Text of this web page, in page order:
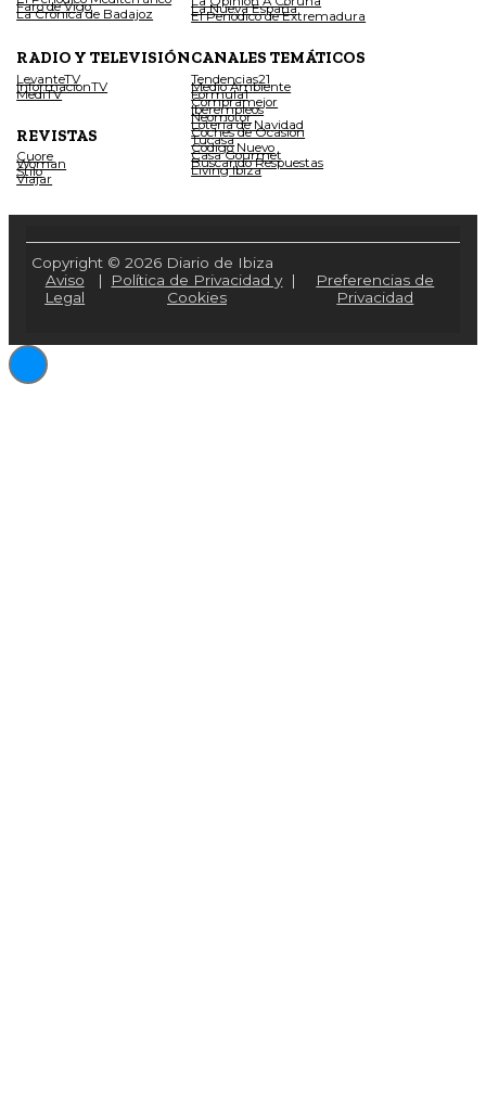
Faro de Vigo
La Crónica de Badajoz La Nueva España
El Periódico de Extremadura
RADIO Y TELEVISIÓN
LevanteTV
InformacionTV
MediTV
REVISTAS
Cuore
Woman
Stilo
Viajar
CANALES TEMÁTICOS
Tendencias21
Medio Ambiente
Fórmula1
Compramejor
Iberempleos
Neomotor
Lotería de Navidad
Coches de Ocasión
Tucasa
Código Nuevo
Casa Gourmet
Buscando Respuestas
Living Ibiza
Copyright © 2026 Diario de Ibiza
Aviso
Legal
|
Política de Privacidad y
Cookies
|
Preferencias de
Privacidad